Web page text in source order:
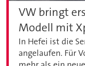
VW bringt
Modell mit
In Hefei ist die
angelaufen. Für